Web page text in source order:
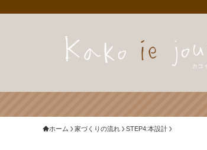
ホーム 家づくりの流れ STEP4:本設計